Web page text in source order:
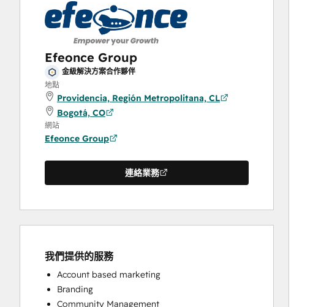
Efeonce Group
金級解決方案合作夥伴
地點
Providencia, Región Metropolitana, CL
Bogotá, CO
網站
Efeonce Group
連絡業務
我們提供的服務
Account based marketing
Branding
Community Management